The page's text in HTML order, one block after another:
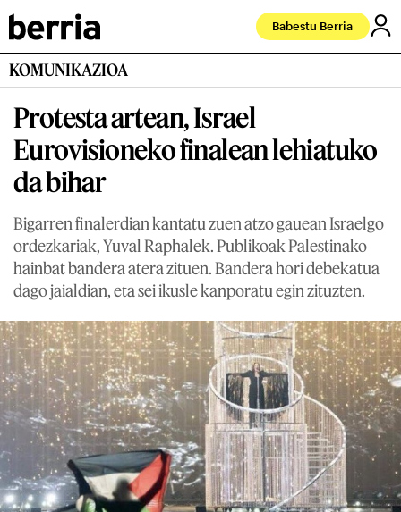
Babestu Berria
KOMUNIKAZIOA
Protesta artean, Israel
Eurovisioneko finalean lehiatuko
da bihar
Bigarren finalerdian kantatu zuen atzo gauean Israelgo
ordezkariak, Yuval Raphalek. Publikoak Palestinako
hainbat bandera atera zituen. Bandera hori debekatua
dago jaialdian, eta sei ikusle kanporatu egin zituzten.